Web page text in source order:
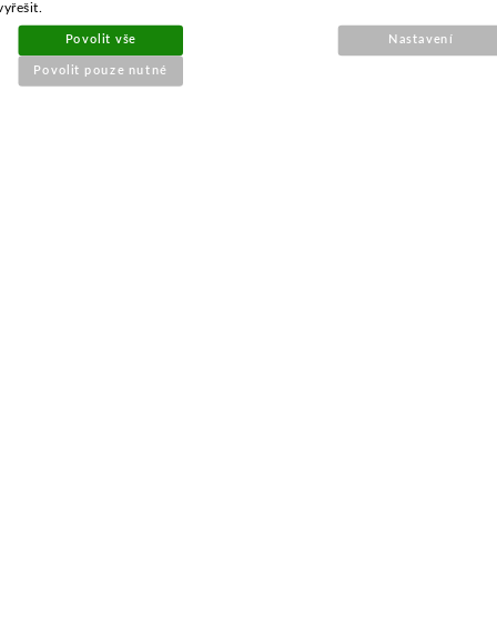
SOUVISEJÍCÍ PRODUKTY
Povolit vše
Povolit pouze nutné
Nastavení